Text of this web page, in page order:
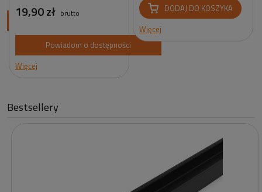
19,90 zł brutto
Powiadom o dostępności
Więcej
DODAJ DO KOSZYKA
Więcej
Bestsellery